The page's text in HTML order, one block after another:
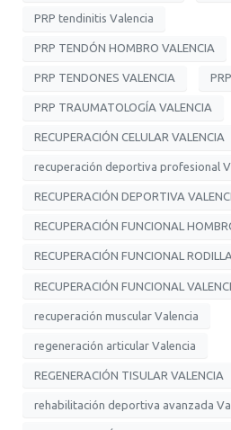
PRP tendinitis Valencia
PRP TENDÓN HOMBRO VALENCIA
PRP TENDONES VALENCIA
PRP TRAUMATOLOGÍA VALENCIA
RECUPERACIÓN CELULAR VALENCIA
recuperación deportiva profesional
RECUPERACIÓN DEPORTIVA
RECUPERACIÓN FUNCIONAL
RECUPERACIÓN FUNCIONAL
RECUPERACIÓN FUNCIONAL
recuperación muscular Valencia
regeneración articular Valencia
REGENERACIÓN TISULAR VALENCIA
rehabilitación deportiva avanzada